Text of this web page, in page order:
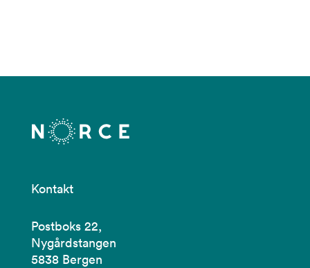
Kontakt
Postboks 22,
Nygårdstangen
5838 Bergen